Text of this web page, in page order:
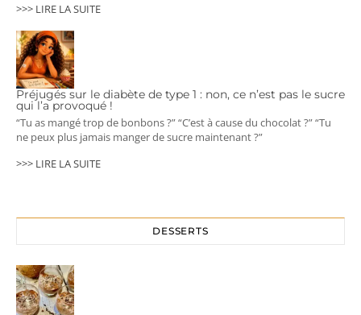
>>> LIRE LA SUITE
Préjugés sur le diabète de type 1 : non, ce n’est pas le sucre
qui l’a provoqué !
“Tu as mangé trop de bonbons ?” “C’est à cause du chocolat ?” “Tu
ne peux plus jamais manger de sucre maintenant ?”
>>> LIRE LA SUITE
DESSERTS